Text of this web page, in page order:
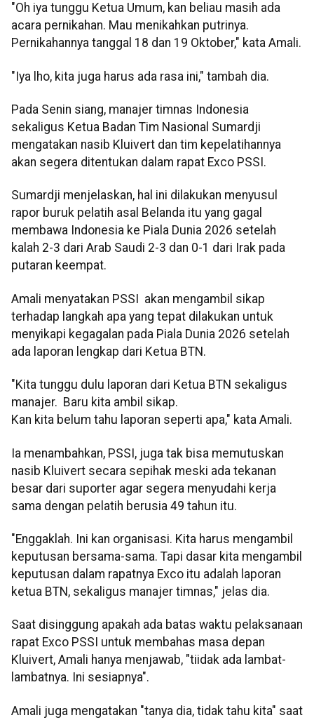
"Oh iya tunggu Ketua Umum, kan beliau masih ada
acara pernikahan. Mau menikahkan putrinya.
Pernikahannya tanggal 18 dan 19 Oktober," kata Amali.
"Iya lho, kita juga harus ada rasa ini," tambah dia.
Pada Senin siang, manajer timnas Indonesia
sekaligus Ketua Badan Tim Nasional Sumardji
mengatakan nasib Kluivert dan tim kepelatihannya
akan segera ditentukan dalam rapat Exco PSSI.
Sumardji menjelaskan, hal ini dilakukan menyusul
rapor buruk pelatih asal Belanda itu yang gagal
membawa Indonesia ke Piala Dunia 2026 setelah
kalah 2-3 dari Arab Saudi 2-3 dan 0-1 dari Irak pada
putaran keempat.
Amali menyatakan PSSI akan mengambil sikap
terhadap langkah apa yang tepat dilakukan untuk
menyikapi kegagalan pada Piala Dunia 2026 setelah
ada laporan lengkap dari Ketua BTN.
"Kita tunggu dulu laporan dari Ketua BTN sekaligus
manajer. Baru kita ambil sikap.
Kan kita belum tahu laporan seperti apa," kata Amali.
Ia menambahkan, PSSI, juga tak bisa memutuskan
nasib Kluivert secara sepihak meski ada tekanan
besar dari suporter agar segera menyudahi kerja
sama dengan pelatih berusia 49 tahun itu.
"Enggaklah. Ini kan organisasi. Kita harus mengambil
keputusan bersama-sama. Tapi dasar kita mengambil
keputusan dalam rapatnya Exco itu adalah laporan
ketua BTN, sekaligus manajer timnas," jelas dia.
Saat disinggung apakah ada batas waktu pelaksanaan
rapat Exco PSSI untuk membahas masa depan
Kluivert, Amali hanya menjawab, "tiidak ada lambat-
lambatnya. Ini sesiapnya".
Amali juga mengatakan "tanya dia, tidak tahu kita" saat